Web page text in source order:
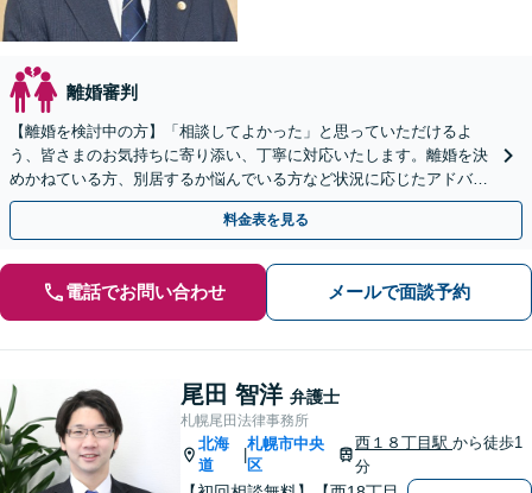
離婚審判
【離婚を検討中の方】「相談してよかった」と思っていただけるよ
う、皆さまのお気持ちに寄り添い、丁寧に対応いたします。離婚を決
めかねている方、別居するか悩んでいる方など状況に応じたアドバイ
スも実施。離婚・男女問題に幅広くご相談可能です
料金表を見る
電話でお問い合わせ メールで面談予約
尾田 智洋 弁護士
札幌尾田法律事務所
北海
道
|
札幌市中央
区
西１８丁目駅から徒歩1
分